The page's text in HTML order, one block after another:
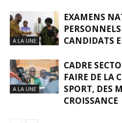
A LA UNE
EXAMENS
CANDIDATS
A LA UNE
CADRE
FAIRE DE LA
SPORT, DES
CROISSANCE